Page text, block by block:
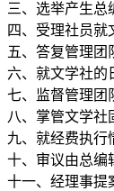
三、选举产生总
四、受理社员就
五、答复管理团
六、就文学社的
七、监督管理团
八、掌管文学社
九、就经费执行
十、审议由总编
十一、经理事提